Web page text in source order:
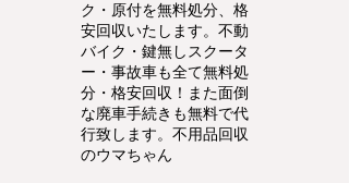
ク・原付を無料処分、格
安回収いたします。不動
バイク・鍵無しスクータ
ー・事故車も全て無料処
分・格安回収！また面倒
な廃車手続きも無料で代
行致します。不用品回収
のウマちゃん